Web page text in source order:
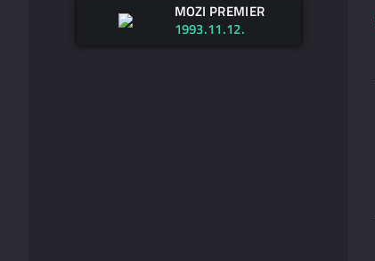
MOZI PREMIER
1993.11.12.